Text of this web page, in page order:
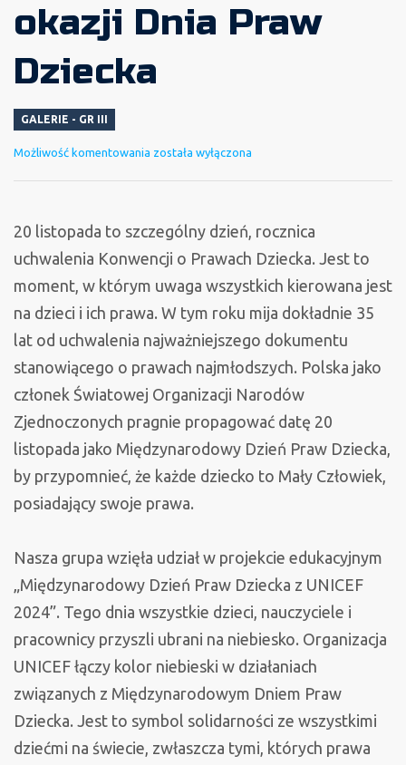
okazji Dnia Praw
Dziecka
GALERIE - GR III
Możliwość komentowania Niebieski
okazji
Dnia
została wyłączona
20 listopada to szczególny dzień, rocznica
uchwalenia Konwencji o Prawach Dziecka. Jest to
moment, w którym uwaga wszystkich kierowana jest
na dzieci i ich prawa. W tym roku mija dokładnie 35
lat od uchwalenia najważniejszego dokumentu
stanowiącego o prawach najmłodszych. Polska jako
członek Światowej Organizacji Narodów
Zjednoczonych pragnie propagować datę 20
listopada jako Międzynarodowy Dzień Praw Dziecka,
by przypomnieć, że każde dziecko to Mały Człowiek,
posiadający swoje prawa.
Nasza grupa wzięła udział w projekcie edukacyjnym
„Międzynarodowy Dzień Praw Dziecka z UNICEF
2024”. Tego dnia wszystkie dzieci, nauczyciele i
pracownicy przyszli ubrani na niebiesko. Organizacja
UNICEF łączy kolor niebieski w działaniach
związanych z Międzynarodowym Dniem Praw
Dziecka. Jest to symbol solidarności ze wszystkimi
dziećmi na świecie, zwłaszcza tymi, których prawa